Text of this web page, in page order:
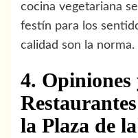
cocina vegetariana
festín para los
calidad son la norma.
4. Opiniones
la Plaza de